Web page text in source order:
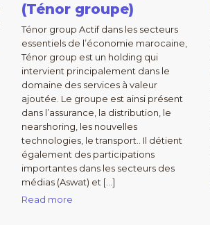
(Ténor groupe)
Ténor group Actif dans les secteurs
essentiels de l’économie marocaine,
Ténor group est un holding qui
intervient principalement dans le
domaine des services à valeur
ajoutée. Le groupe est ainsi présent
dans l’assurance, la distribution, le
nearshoring, les nouvelles
technologies, le transport.. Il détient
également des participations
importantes dans les secteurs des
médias (Aswat) et […]
Read more